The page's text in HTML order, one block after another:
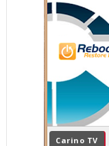
Carino TV